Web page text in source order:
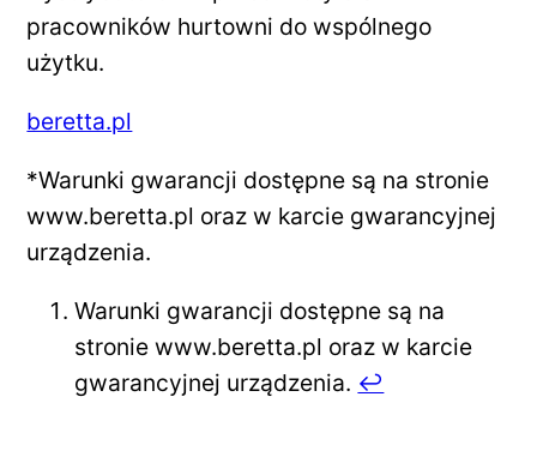
pracowników hurtowni do wspólnego
użytku.
beretta.pl
*Warunki gwarancji dostępne są na stronie
www.beretta.pl oraz w karcie gwarancyjnej
urządzenia.
Warunki gwarancji dostępne są na
stronie www.beretta.pl oraz w karcie
gwarancyjnej urządzenia. ↩︎